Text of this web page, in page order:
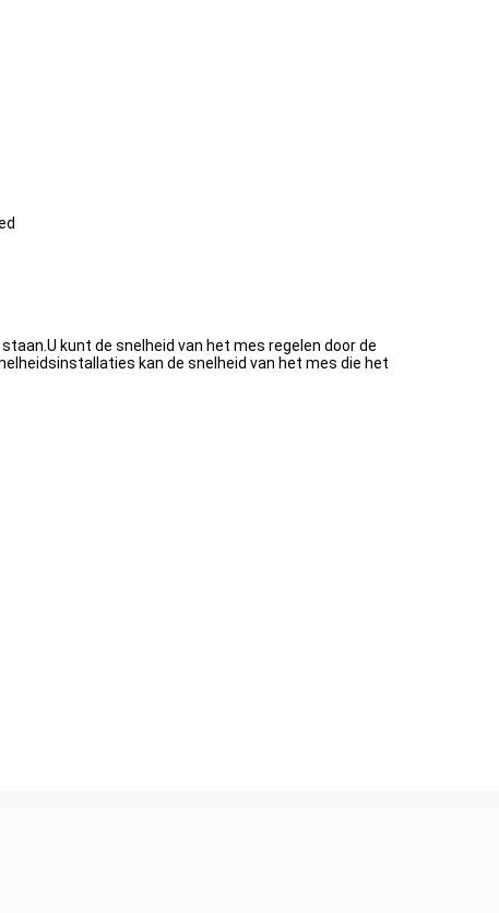
kunt de snelheid van het mes regelen door de
kan de snelheid van het mes die het